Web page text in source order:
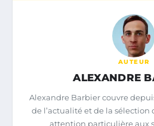
AUTEUR
ALEXANDRE
Alexandre Barbier couvre
de l’actualité et de la sélection
attention particulière aux